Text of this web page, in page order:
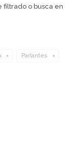
filtrado o busca en
Parlantes